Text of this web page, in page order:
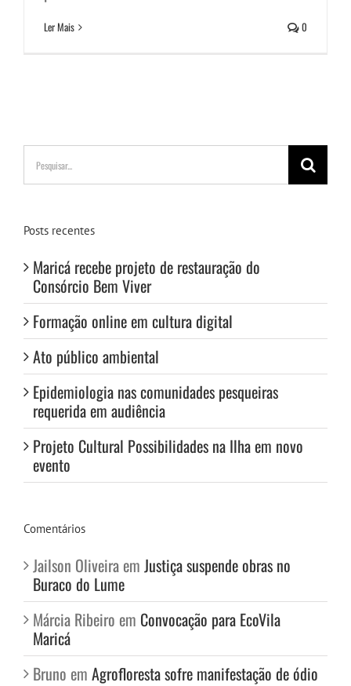
Ler Mais 0
Buscar
resultados
para:
Posts recentes
Maricá recebe projeto de restauração do
Consórcio Bem Viver
Formação online em cultura digital
Ato público ambiental
Epidemiologia nas comunidades pesqueiras
requerida em audiência
Projeto Cultural Possibilidades na Ilha em novo
evento
Comentários
Jailson Oliveira em Justiça suspende obras no
Buraco do Lume
Márcia Ribeiro em Convocação para EcoVila
Maricá
Bruno em Agrofloresta sofre manifestação de ódio